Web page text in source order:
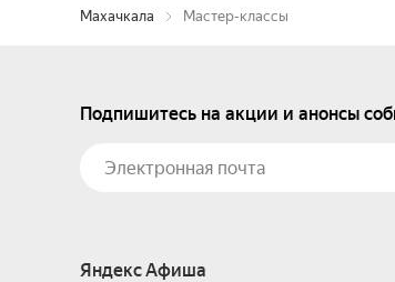
Махачкала Мастер-классы
Подпишитесь на акции и анонсы
Яндекс Афиша